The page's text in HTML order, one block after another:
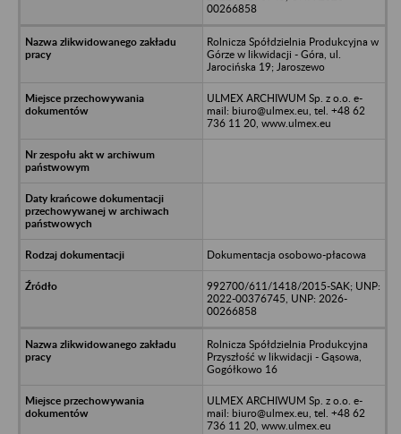
00266858
Rolnicza Spółdzielnia Produkcyjna w
Górze w likwidacji - Góra, ul.
Jarocińska 19; Jaroszewo
ULMEX ARCHIWUM Sp. z o.o. e-
mail: biuro@ulmex.eu, tel. +48 62
736 11 20, www.ulmex.eu
Dokumentacja osobowo-płacowa
992700/611/1418/2015-SAK; UNP:
2022-00376745, UNP: 2026-
00266858
Rolnicza Spółdzielnia Produkcyjna
Przyszłość w likwidacji - Gąsowa,
Gogółkowo 16
ULMEX ARCHIWUM Sp. z o.o. e-
mail: biuro@ulmex.eu, tel. +48 62
736 11 20, www.ulmex.eu